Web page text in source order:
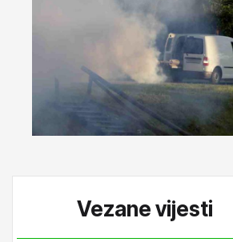
Vezane vijesti